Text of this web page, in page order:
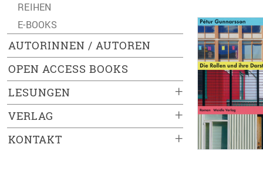
REIHEN
E-BOOKS
AUTORINNEN / AUTOREN
OPEN ACCESS BOOKS
+
LESUNGEN
+
VERLAG
+
KONTAKT